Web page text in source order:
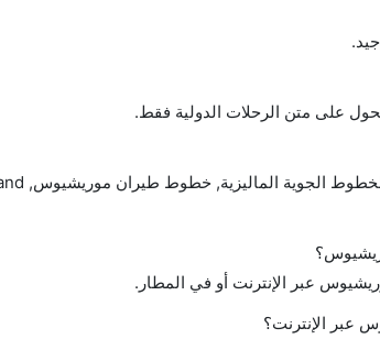
على متن الرحلات الدولية فقط.
عبر الإنترنت أو في المطار.
عبر الإنترنت؟